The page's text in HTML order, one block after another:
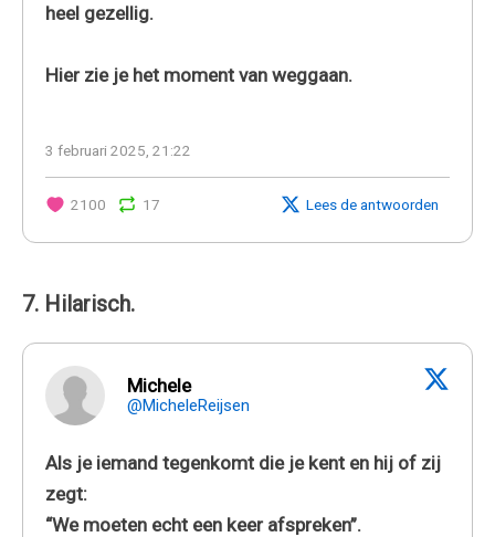
heel gezellig.
Hier zie je het moment van weggaan.
3 februari 2025, 21:22
2100 17 Lees de antwoorden
7. Hilarisch.
Michele
@MicheleReijsen
Als je iemand tegenkomt die je kent en hij of zij
zegt:
“We moeten echt een keer afspreken”.